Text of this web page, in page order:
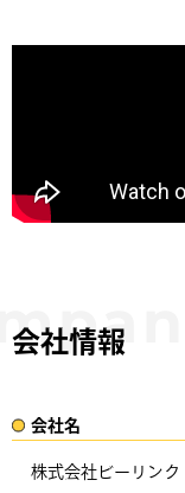
会社情報
会社名​
株式会社ビーリンク